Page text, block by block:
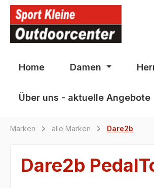
Zur Hauptnavigation
Home Damen
Über uns - aktuelle Angebote
Marken alle Marken Dare2b
Dare2b